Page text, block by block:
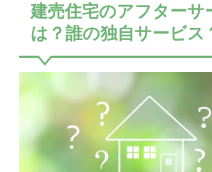
建売住宅のアフターサ
は？誰の独自サービス